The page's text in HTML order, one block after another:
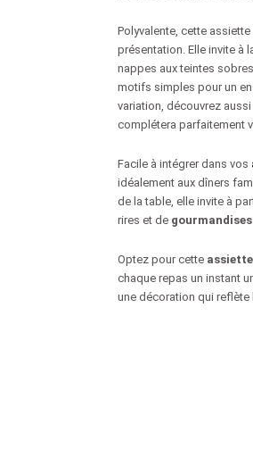
Polyvalente, cette
présentation. Elle invite à
nappes aux teintes
motifs simples pour un
variation, découvrez aussi
complétera parfaitement
Facile à intégrer dans vos
idéalement aux dîners
de la table, elle invite à
rires et de gourmandises
Optez pour cette
chaque repas un instant
une décoration qui reflète